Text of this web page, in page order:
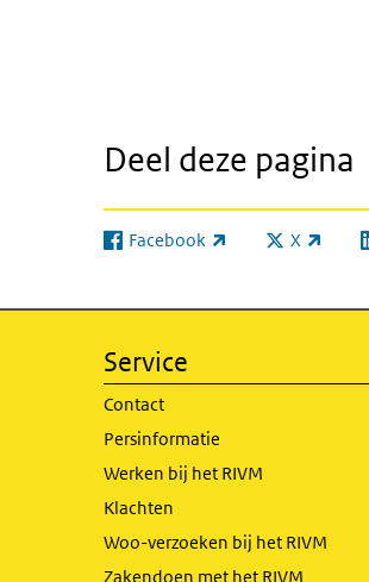
Deel deze pagina
Facebook
(externe link) X
(externe
Service
Contact
Persinformatie
Werken bij het RIVM
Klachten
Woo-verzoeken bij het RIVM
Zakendoen met het RIVM